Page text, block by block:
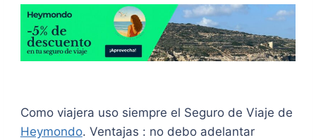
Como viajera uso siempre el Seguro de Viaje de
Heymondo. Ventajas : no debo adelantar